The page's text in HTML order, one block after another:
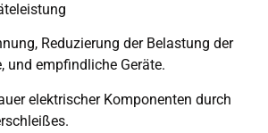
Reduzierung der Belastung der
und empfindliche Geräte.
elektrischer Komponenten durch